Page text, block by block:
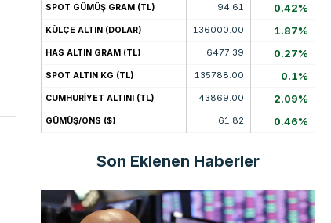
SPOT GÜMÜŞ GRAM (TL) 94.61 0.42%
KÜLÇE ALTIN (DOLAR) 136000.00 1.87%
HAS ALTIN GRAM (TL) 6477.39 0.27%
SPOT ALTIN KG (TL) 135788.00 0.1%
CUMHURİYET ALTINI (TL) 43869.00 2.09%
GÜMÜŞ/ONS ($) 61.82 0.46%
Son Eklenen Haberler